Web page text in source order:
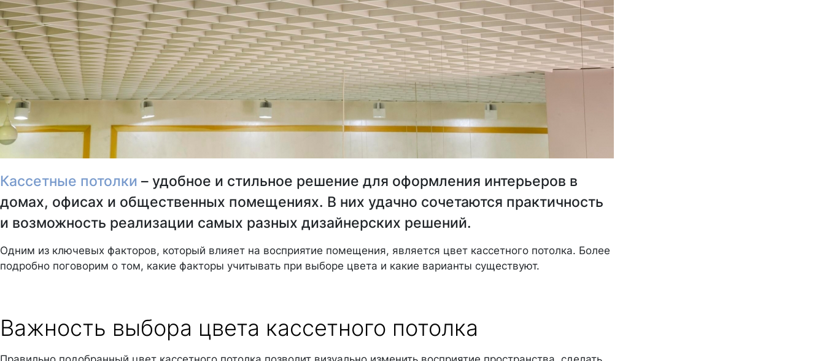
Кассетные потолки – удобное и стильное решение для оформления интерьеров в
домах, офисах и общественных помещениях. В них удачно сочетаются практичность
и возможность реализации самых разных дизайнерских решений.
Одним из ключевых факторов, который влияет на восприятие помещения, является цвет кассетного потолка. Более
подробно поговорим о том, какие факторы учитывать при выборе цвета и какие варианты существуют.
Важность выбора цвета кассетного потолка